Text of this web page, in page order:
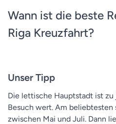
Wann ist die beste
Riga Kreuzfahrt?
Unser Tipp
Die lettische Hauptstadt ist zu
Besuch wert. Am
zwischen Mai und Juli. Dann